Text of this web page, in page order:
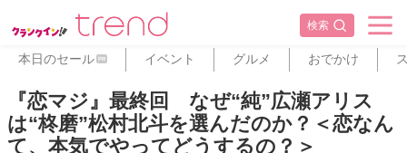
検索
本日のセール PR イベント グルメ おでかけ
『恋マジ』最終回 なぜ“純”広瀬アリス
は“柊磨”松村北斗を選んだのか？＜恋なん
て、本気でやってどうするの？＞